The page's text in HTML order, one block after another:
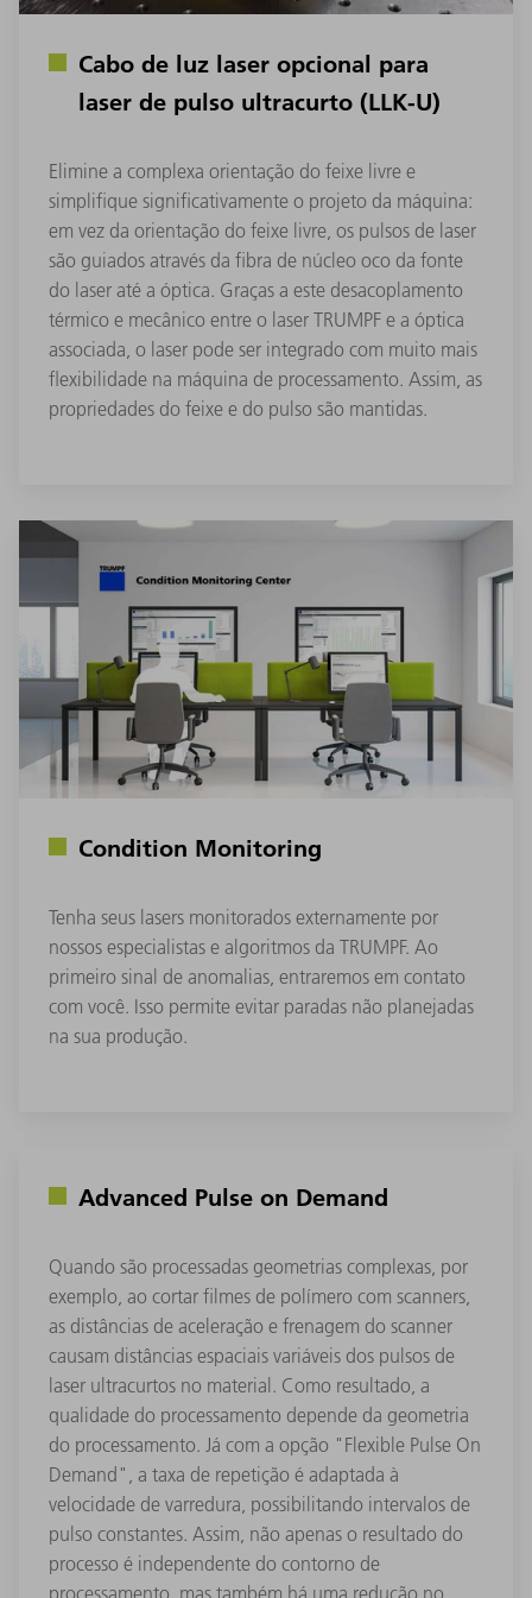
Cabo de luz laser opcional para
laser de pulso ultracurto (LLK-U)
Elimine a complexa orientação do feixe livre e
simplifique significativamente o projeto da máquina:
em vez da orientação do feixe livre, os pulsos de laser
são guiados através da fibra de núcleo oco da fonte
do laser até a óptica. Graças a este desacoplamento
térmico e mecânico entre o laser TRUMPF e a óptica
associada, o laser pode ser integrado com muito mais
flexibilidade na máquina de processamento. Assim, as
propriedades do feixe e do pulso são mantidas.
Condition Monitoring
Tenha seus lasers monitorados externamente por
nossos especialistas e algoritmos da TRUMPF. Ao
primeiro sinal de anomalias, entraremos em contato
com você. Isso permite evitar paradas não planejadas
na sua produção.
Advanced Pulse on Demand
Quando são processadas geometrias complexas, por
exemplo, ao cortar filmes de polímero com scanners,
as distâncias de aceleração e frenagem do scanner
causam distâncias espaciais variáveis ​​dos pulsos de
laser ultracurtos no material. Como resultado, a
qualidade do processamento depende da geometria
do processamento. Já com a opção "Flexible Pulse On
Demand", a taxa de repetição é adaptada à
velocidade de varredura, possibilitando intervalos de
pulso constantes. Assim, não apenas o resultado do
processo é independente do contorno de
processamento, mas também há uma redução no